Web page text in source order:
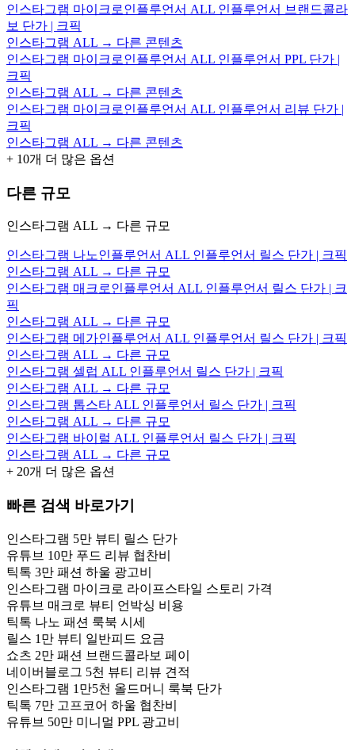
인스타그램 마이크로인플루언서 ALL 인플루언서 브랜드콜라
보 단가 | 크픽
인스타그램 ALL → 다른 콘텐츠
인스타그램 마이크로인플루언서 ALL 인플루언서 PPL 단가 |
크픽
인스타그램 ALL → 다른 콘텐츠
인스타그램 마이크로인플루언서 ALL 인플루언서 리뷰 단가 |
크픽
인스타그램 ALL → 다른 콘텐츠
+ 10개 더 많은 옵션
다른 규모
인스타그램 ALL → 다른 규모
인스타그램 나노인플루언서 ALL 인플루언서 릴스 단가 | 크픽
인스타그램 ALL → 다른 규모
인스타그램 매크로인플루언서 ALL 인플루언서 릴스 단가 | 크
픽
인스타그램 ALL → 다른 규모
인스타그램 메가인플루언서 ALL 인플루언서 릴스 단가 | 크픽
인스타그램 ALL → 다른 규모
인스타그램 셀럽 ALL 인플루언서 릴스 단가 | 크픽
인스타그램 ALL → 다른 규모
인스타그램 톱스타 ALL 인플루언서 릴스 단가 | 크픽
인스타그램 ALL → 다른 규모
인스타그램 바이럴 ALL 인플루언서 릴스 단가 | 크픽
인스타그램 ALL → 다른 규모
+ 20개 더 많은 옵션
빠른 검색 바로가기
인스타그램 5만 뷰티 릴스 단가
유튜브 10만 푸드 리뷰 협찬비
틱톡 3만 패션 하울 광고비
인스타그램 마이크로 라이프스타일 스토리 가격
유튜브 매크로 뷰티 언박싱 비용
틱톡 나노 패션 룩북 시세
릴스 1만 뷰티 일반피드 요금
쇼츠 2만 패션 브랜드콜라보 페이
네이버블로그 5천 뷰티 리뷰 견적
인스타그램 1만5천 올드머니 룩북 단가
틱톡 7만 고프코어 하울 협찬비
유튜브 50만 미니멀 PPL 광고비